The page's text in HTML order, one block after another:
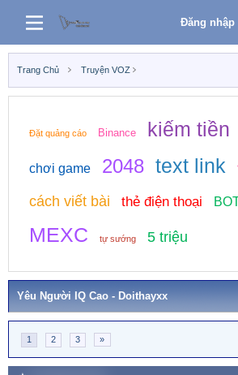
Đăng nhập
Trang Chủ Truyện VOZ
Đặt quảng cáo Binance kiếm tiền
chơi game 2048 text link
cách viết bài thẻ điện thoại
MEXC tự sướng 5 triệu
Yêu Người IQ Cao - Doithayxx
1 2 3 »